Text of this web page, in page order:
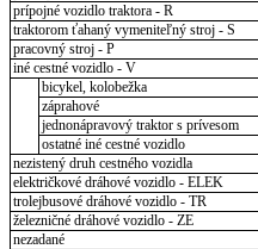
prípojné vozidlo traktora - R
traktorom ťahaný vymeniteľný stroj - S
pracovný stroj - P
iné cestné vozidlo - V
bicykel, kolobežka
záprahové
jednonápravový traktor s prívesom
ostatné iné cestné vozidlo
nezistený druh cestného vozidla
električkové dráhové vozidlo - ELEK
trolejbusové dráhové vozidlo - TR
železničné dráhové vozidlo - ZE
nezadané